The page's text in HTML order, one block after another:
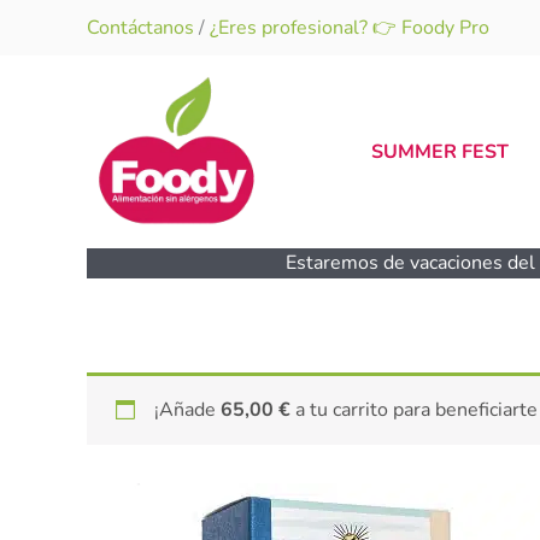
Contáctanos /¿Eres profesional? 👉 Foody Pro
SUMMER FEST
Estaremos de vacaciones
¡Añade 65,00 € a tu carrito para